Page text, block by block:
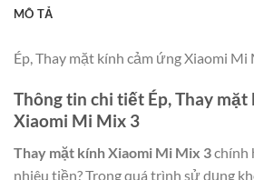
MÔ TẢ
Ép, Thay mặt kính cảm ứng Xiaomi Mi
Thông tin chi tiết Ép, Thay
Xiaomi Mi Mix 3
Thay mặt kính Xiaomi Mi Mix 3chính
nhiêu tiền? Trong quá trình sử dụng